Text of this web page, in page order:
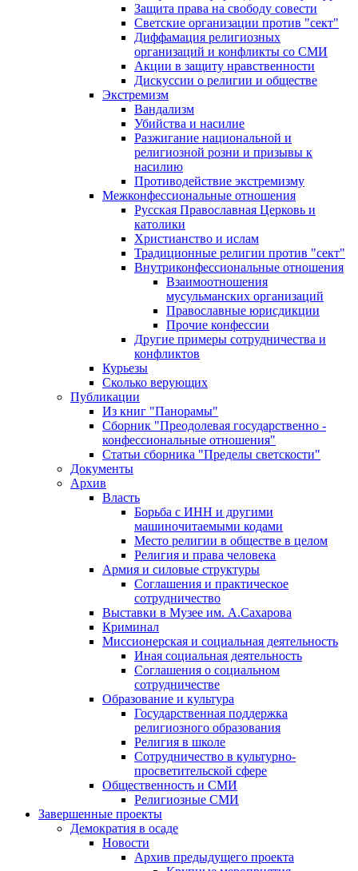
Защита права на свободу совести
Светские организации против "сект"
Диффамация религиозных
организаций и конфликты со СМИ
Акции в защиту нравственности
Дискуссии о религии и обществе
Экстремизм
Вандализм
Убийства и насилие
Разжигание национальной и
религиозной розни и призывы к
насилию
Противодействие экстремизму
Межконфессиональные отношения
Русская Православная Церковь и
католики
Христианство и ислам
Традиционные религии против "сект"
Внутриконфессиональные отношения
Взаимоотношения
мусульманских организаций
Православные юрисдикции
Прочие конфессии
Другие примеры сотрудничества и
конфликтов
Курьезы
Сколько верующих
Публикации
Из книг "Панорамы"
Сборник "Преодолевая государственно -
конфессиональные отношения"
Статьи сборника "Пределы светскости"
Документы
Архив
Власть
Борьба с ИНН и другими
машиночитаемыми кодами
Место религии в обществе в целом
Религия и права человека
Армия и силовые структуры
Соглашения и практическое
сотрудничество
Выставки в Музее им. А.Сахарова
Криминал
Миссионерская и социальная деятельность
Иная социальная деятельность
Соглашения о социальном
сотрудничестве
Образование и культура
Государственная поддержка
религиозного образования
Религия в школе
Сотрудничество в культурно-
просветительской сфере
Общественность и СМИ
Религиозные СМИ
Завершенные проекты
Демократия в осаде
Новости
Архив предыдущего проекта